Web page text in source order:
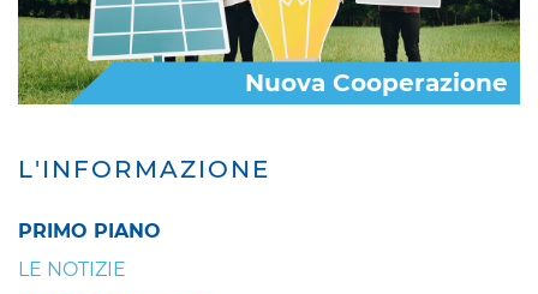
L'INFORMAZIONE
PRIMO PIANO
LE NOTIZIE
Nuova Cooperazione